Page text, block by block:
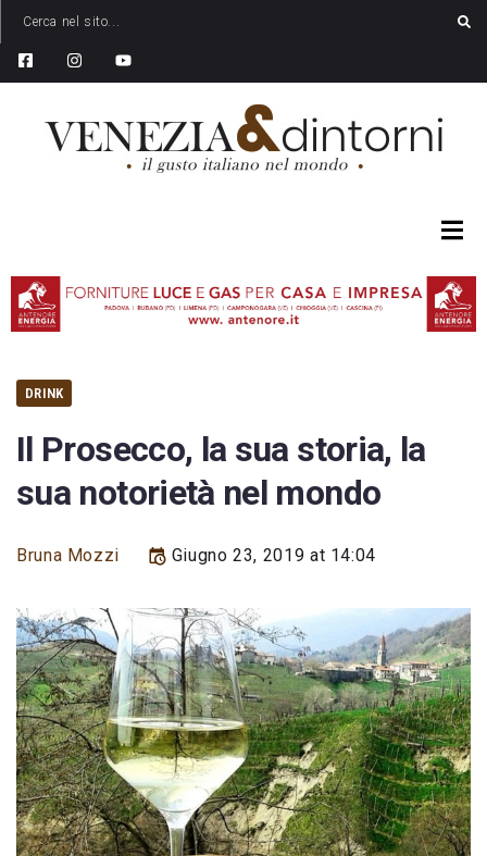
DRINK
Il Prosecco, la sua storia, la
sua notorietà nel mondo
Bruna Mozzi Giugno 23, 2019 at 14:04